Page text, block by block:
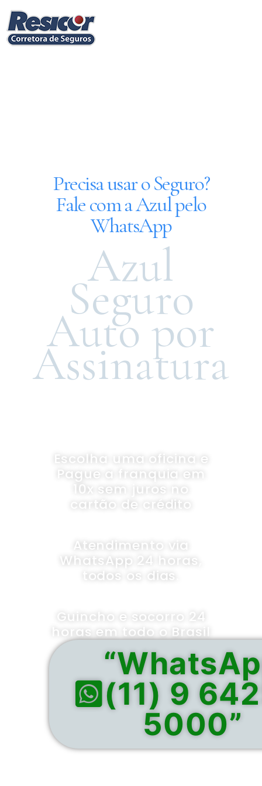
Precisa usar o Seguro?
Fale com a Azul pelo
WhatsApp
Azul
Seguro
Auto por
Assinatura
Escolha uma oficina e
Pague a franquia em
10x sem juros no
cartão de crédito
Atendimento via
WhatsApp 24 horas,
todos os dias.
Guincho e socorro 24
horas em todo o Brasil
(11) 9
5000”